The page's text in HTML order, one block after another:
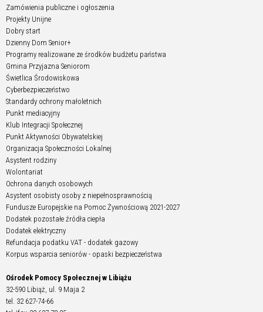
Zamówienia publiczne i ogłoszenia
Projekty Unijne
Dobry start
Dzienny Dom Senior+
Programy realizowane ze środków budżetu państwa
Gmina Przyjazna Seniorom
Świetlica Środowiskowa
Cyberbezpieczeństwo
Standardy ochrony małoletnich
Punkt mediacyjny
Klub Integracji Społecznej
Punkt Aktywności Obywatelskiej
Organizacja Społeczności Lokalnej
Asystent rodziny
Wolontariat
Ochrona danych osobowych
Asystent osobisty osoby z niepełnosprawnością
Fundusze Europejskie na Pomoc Żywnościową 2021-2027
Dodatek pozostałe źródła ciepła
Dodatek elektryczny
Refundacja podatku VAT - dodatek gazowy
Korpus wsparcia seniorów - opaski bezpieczeństwa
Ośrodek Pomocy Społecznej w Libiążu
32-590 Libiąż, ul. 9 Maja 2
tel. 32 627-74-66